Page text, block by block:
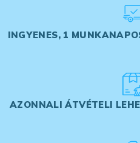
INGYENES, 1
AZONNALI ÁTVÉTELI